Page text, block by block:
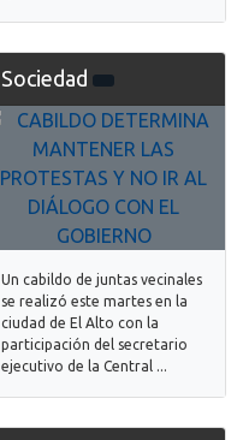
Sociedad
Un cabildo de juntas vecinales
se realizó este martes en la
ciudad de El Alto con la
participación del secretario
ejecutivo de la Central ...